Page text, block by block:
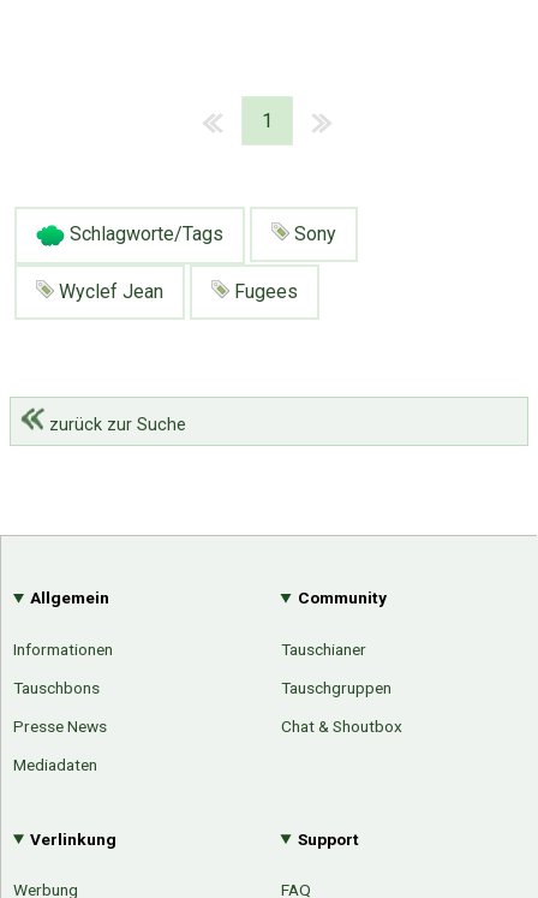
1
Schlagworte/Tags Sony
Wyclef Jean Fugees
zurück zur Suche
Allgemein
Informationen
Tauschbons
Presse News
Mediadaten
Community
Tauschianer
Tauschgruppen
Chat & Shoutbox
Verlinkung
Werbung
Support
FAQ